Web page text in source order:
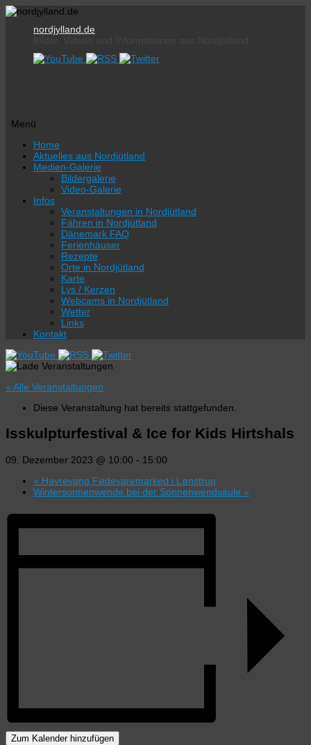
nordjylland.de
Menü
Zum
Inhalt
springen
Home
Aktuelles aus Nordjütland
Medien-Galerie
Bildergalerie
Video-Galerie
Infos
Veranstaltungen in Nordjütland
Fähren in Nordjütland
Dänemark FAQ
Ferienhäuser
Rezepte
Orte in Nordjütland
Karte
Lys / Kerzen
Webcams in Nordjütland
Wetter
Links
Kontakt
« Alle Veranstaltungen
Diese Veranstaltung hat bereits stattgefunden.
Isskulpturfestival & Ice for Kids Hirtshals
09. Dezember 2023 @ 10:00 - 15:00
« Havrevang Fødevaremarked i Lønstrup
Wintersonnenwende bei der Sonnenwendsäule »
Zum Kalender hinzufügen